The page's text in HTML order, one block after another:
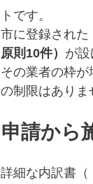
です。
に登録され
則10件） が
その業者の枠
制限はありま
請から
細な内訳書